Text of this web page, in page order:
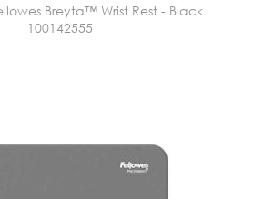
Breyta™ Wrist Rest - Black
100142555